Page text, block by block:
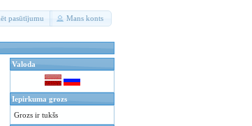
pasūtījumu Mans konts
Valoda
Iepirkuma grozs
Grozs ir tukšs